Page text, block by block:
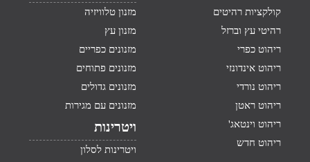
קולקציות רהיטים
רהיטי עץ וברזל
ריהוט כפרי
ריהוט אינדונזי
ריהוט נורדי
ריהוט ראטן
ריהוט וינטאג'
ריהוט חדש
מזנון טלוויזיה
מזנון עץ
מזנונים כפריים
מזנונים פתוחים
מזנונים גדולים
מזנונים עם מגירות
ויטרינות
ויטרינות לסלון